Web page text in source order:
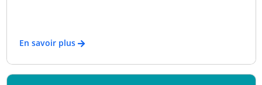
En savoir plus